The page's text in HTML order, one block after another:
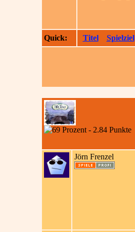
Quick: Titel Spielziel
Jörn Frenzel